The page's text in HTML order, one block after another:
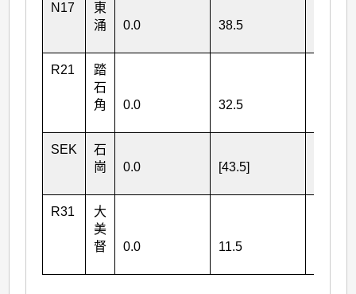
N17
東
涌
0.0 38.5
R21
踏
石
角
0.0 32.5
SEK
石
崗
0.0 [43.5]
R31
大
美
督
0.0 11.5